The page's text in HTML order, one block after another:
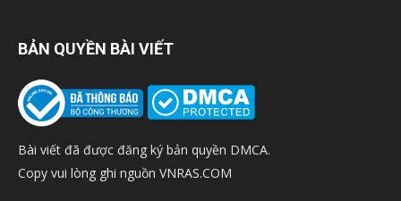
BẢN QUYỀN BÀI VIẾT
Bài viết đã được đăng ký bản quyền DMCA.
Copy vui lòng ghi nguồn VNRAS.COM